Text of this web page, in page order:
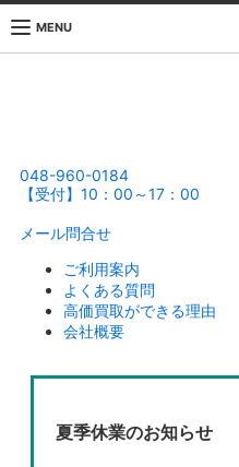
MENU
048-960-0184
【受付】10：00～17：00
メール問合せ
ご利用案内
よくある質問
高価買取ができる理由
会社概要
夏季休業のお知らせ